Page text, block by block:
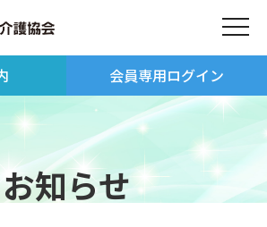
会員専用ログイン
お知らせ